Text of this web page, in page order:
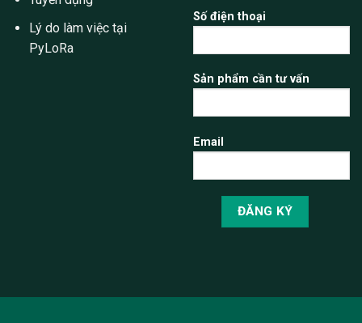
Lý do làm việc tại
PyLoRa
Số điện thoại
Sản phẩm cần tư vấn
Email